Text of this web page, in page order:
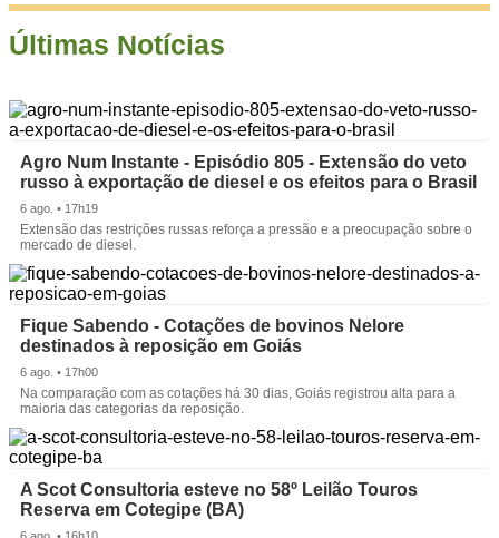
Últimas Notícias
Agro Num Instante - Episódio 805 - Extensão do veto
russo à exportação de diesel e os efeitos para o Brasil
6 ago. • 17h19
Extensão das restrições russas reforça a pressão e a preocupação sobre o
mercado de diesel.
Fique Sabendo - Cotações de bovinos Nelore
destinados à reposição em Goiás
6 ago. • 17h00
Na comparação com as cotações há 30 dias, Goiás registrou alta para a
maioria das categorias da reposição.
A Scot Consultoria esteve no 58º Leilão Touros
Reserva em Cotegipe (BA)